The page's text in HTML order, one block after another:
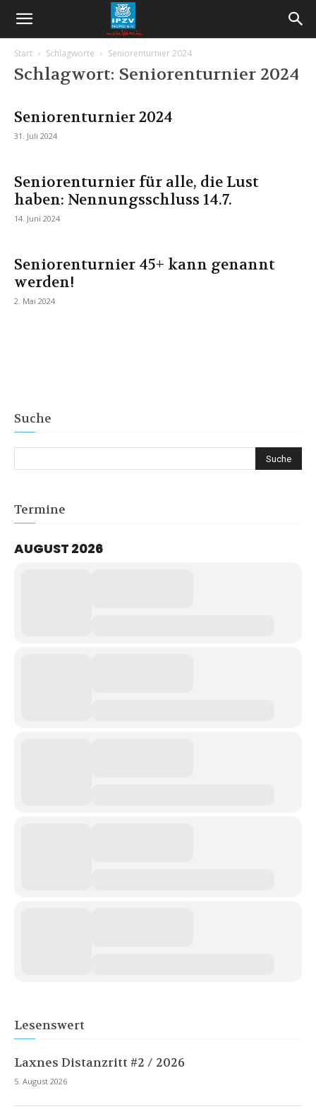
Start Schlagworte Seniorenturnier 2024
Schlagwort: Seniorenturnier 2024
Seniorenturnier 2024
31. Juli 2024
Seniorenturnier für alle, die Lust
haben: Nennungsschluss 14.7.
14. Juni 2024
Seniorenturnier 45+ kann genannt
werden!
2. Mai 2024
Suche
Termine
AUGUST 2026
Lesenswert
Laxnes Distanzritt #2 / 2026
5. August 2026